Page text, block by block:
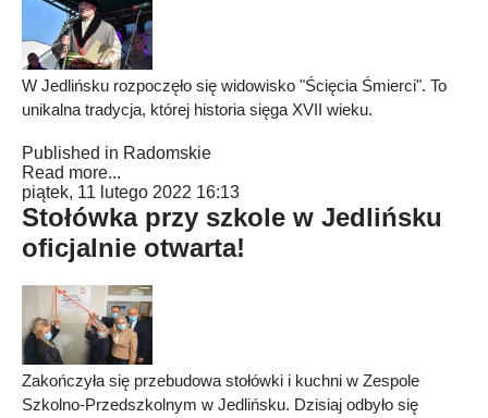
W Jedlińsku rozpoczęło się widowisko "Ścięcia Śmierci". To
unikalna tradycja, której historia sięga XVII wieku.
Published in Radomskie
Read more...
piątek, 11 lutego 2022 16:13
Stołówka przy szkole w Jedlińsku
oficjalnie otwarta!
Zakończyła się przebudowa stołówki i kuchni w Zespole
Szkolno-Przedszkolnym w Jedlińsku. Dzisiaj odbyło się